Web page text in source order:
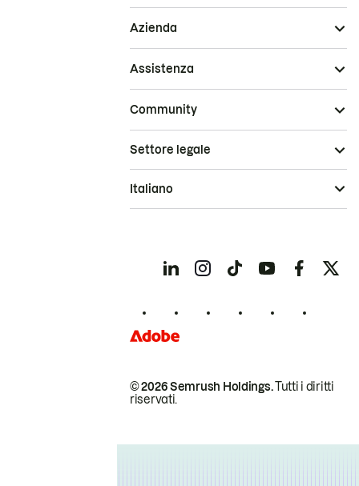
Azienda
Assistenza
Community
© 2026 Semrush Holdings.Tutti i diritti
riservati.
Settore legale
Italiano